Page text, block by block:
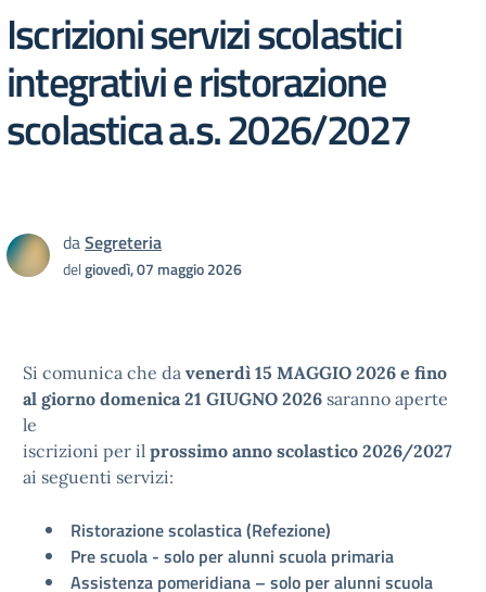
Iscrizioni servizi scolastici
integrativi e ristorazione
scolastica a.s. 2026/2027
daSegreteria
delgiovedì, 07 maggio 2026
Si comunica che da venerdì 15 MAGGIO 2026 e fino
al giorno domenica 21 GIUGNO 2026 saranno aperte
le
iscrizioni per il prossimo anno scolastico 2026/2027
ai seguenti servizi:
Ristorazione scolastica (Refezione)
Pre scuola - solo per alunni scuola primaria
Assistenza pomeridiana – solo per alunni scuola